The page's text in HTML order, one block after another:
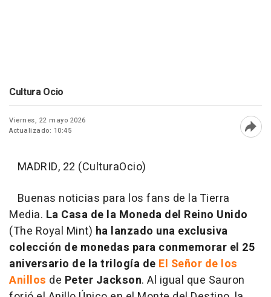
Cultura Ocio
Viernes, 22 mayo 2026
Actualizado: 10:45
MADRID, 22 (CulturaOcio)
Buenas noticias para los fans de la Tierra
Media. La Casa de la Moneda del Reino Unido
(The Royal Mint) ha lanzado una exclusiva
colección de monedas para conmemorar el 25
aniversario de la trilogía de El Señor de los
Anillos de Peter Jackson. Al igual que Sauron